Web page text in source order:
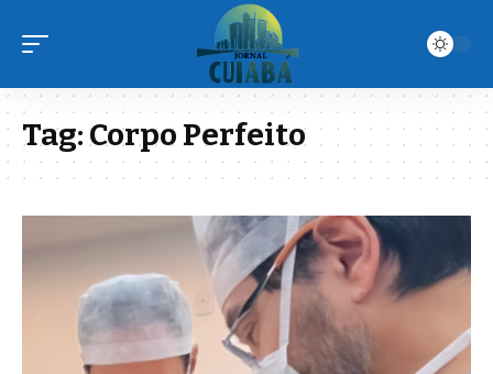
Tag:Corpo Perfeito